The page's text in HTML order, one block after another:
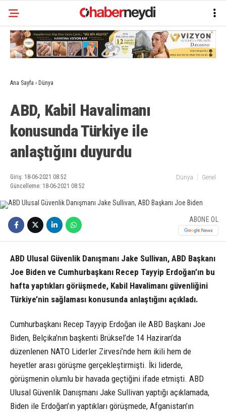
Ana Sayfa › Dünya
ABD, Kabil Havalimanı
konusunda Türkiye ile
anlaştığını duyurdu
Giriş: 18-06-2021 08:52
Güncelleme: 18-06-2021 08:52
Dünya Genel
ABONE OL
ABD Ulusal Güvenlik Danışmanı Jake Sullivan, ABD Başkanı
Joe Biden ve Cumhurbaşkanı Recep Tayyip Erdoğan’ın bu
hafta yaptıkları görüşmede, Kabil Havalimanı güvenliğini
Türkiye’nin sağlaması konusunda anlaştığını açıkladı.
Cumhurbaşkanı Recep Tayyip Erdoğan ile ABD Başkanı Joe
Biden, Belçika’nın başkenti Brüksel’de 14 Haziran’da
düzenlenen NATO Liderler Zirvesi’nde hem ikili hem de
heyetler arası görüşme gerçekleştirmişti. İki liderde,
görüşmenin olumlu bir havada geçtiğini ifade etmişti. ABD
Ulusal Güvenlik Danışmanı Jake Sullivan yaptığı açıklamada,
Biden ile Erdoğan’ın yaptıkları görüşmede, Afganistan’ın